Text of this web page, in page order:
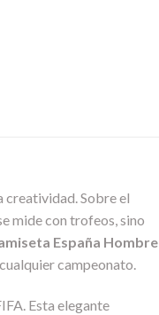
creatividad. Sobre el
mide con trofeos, sino
España Hombre
campeonato.
Esta elegante